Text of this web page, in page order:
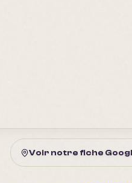
Voir notre fiche